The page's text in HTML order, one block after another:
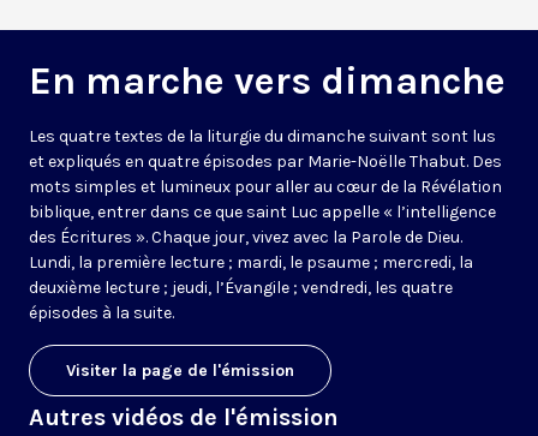
En marche vers dimanche
Les quatre textes de la liturgie du dimanche suivant sont lus
et expliqués en quatre épisodes par Marie-Noëlle Thabut. Des
mots simples et lumineux pour aller au cœur de la Révélation
biblique, entrer dans ce que saint Luc appelle « l’intelligence
des Écritures ». Chaque jour, vivez avec la Parole de Dieu.
Lundi, la première lecture ; mardi, le psaume ; mercredi, la
deuxième lecture ; jeudi, l’Évangile ; vendredi, les quatre
épisodes à la suite.
Visiter la page de l'émission
Autres vidéos de l'émission